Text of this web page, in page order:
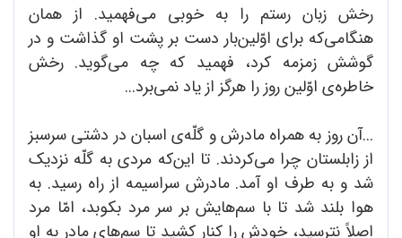
رخش زبان رستم را به خوبی می‌فهمید. از همان
هنگامی‌که برای اوّلین‌بار دست بر پشت او گذاشت و در
گوشش زمزمه کرد، فهمید که چه می‌گوید. رخش
خاطره‌ی اوّلین روز را هرگز از ياد نمی‌برد...
...آن روز به همراه مادرش و گلّه‌ی اسبان در دشتی سرسبز
از زابلستان چرا می‌کردند. تا این‌که مردی به گلّه نزدیک
شد و به ‌طرف او آمد. مادرش سراسیمه از راه رسید. به
هوا بلند شد تا با سم‌هایش بر سر مرد بکوبد، امّا مرد
اصلاً نترسید، خودش را کنار کشید تا سم‌های مادر به او